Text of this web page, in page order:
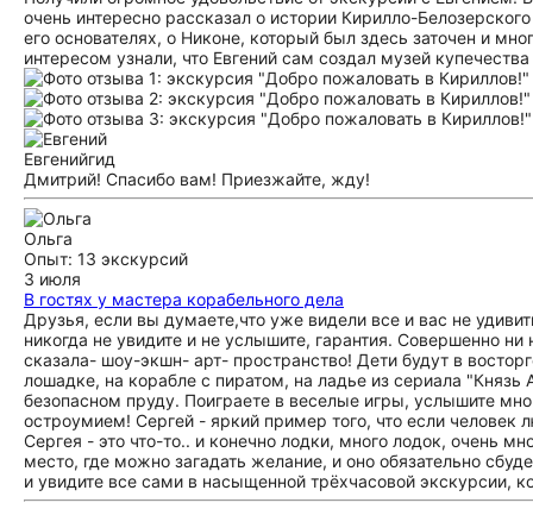
очень интересно рассказал о истории Кирилло-
его основателях, о Никоне, который был здесь заточен и
интересом узнали, что Евгений сам создал музей
Евгенийгид
Дмитрий! Спасибо вам! Приезжайте, жду!
Ольга
Опыт: 13 экскурсий
3 июля
В гостях у мастера корабельного дела
Друзья, если вы думаете,что уже видели все и вас не
никогда не увидите и не услышите, гарантия. Совершенно
сказала- шоу-экшн- арт- пространство! Дети будут в
лошадке, на корабле с пиратом, на ладье из сериала
безопасном пруду. Поиграете в веселые игры, услышите
остроумием! Сергей - яркий пример того, что если человек
Сергея - это что-то.. и конечно лодки, много лодок, очень
место, где можно загадать желание, и оно обязательно
и увидите все сами в насыщенной трёхчасовой экскурсии,